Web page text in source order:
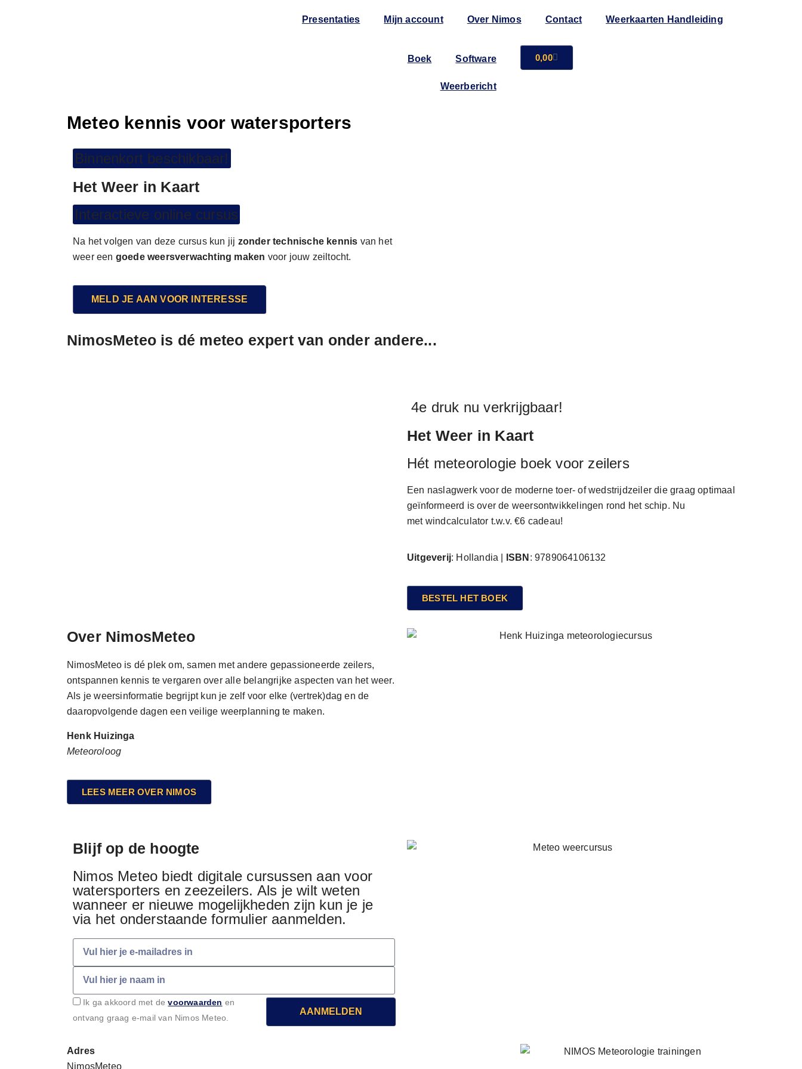
Presentaties Mijn account Over Nimos Contact Weerkaarten Handleiding
Boek Software
Weerbericht
0,00
Meteo kennis voor watersporters
Binnenkort beschikbaar!
Het Weer in Kaart
Interactieve online cursus
Na het volgen van deze cursus kun jij zonder technische kennis van het
weer een goede weersverwachting maken voor jouw zeiltocht.
MELD JE AAN VOOR INTERESSE
NimosMeteo is dé meteo expert van onder andere...
4e druk nu verkrijgbaar!
Het Weer in Kaart
Hét meteorologie boek voor zeilers
Een naslagwerk voor de moderne toer- of wedstrijdzeiler die graag optimaal
geïnformeerd is over de weersontwikkelingen rond het schip. Nu
met windcalculator t.w.v. €6 cadeau!
Uitgeverij: Hollandia | ISBN : 9789064106132
BESTEL HET BOEK
Over NimosMeteo
NimosMeteo is dé plek om, samen met andere gepassioneerde zeilers,
ontspannen kennis te vergaren over alle belangrijke aspecten van het weer.
Als je weersinformatie begrijpt kun je zelf voor elke (vertrek)dag en de
daaropvolgende dagen een veilige weerplanning te maken.
Henk Huizinga
Meteoroloog
LEES MEER OVER NIMOS
Blijf op de hoogte
Nimos Meteo biedt digitale cursussen aan voor
watersporters en zeezeilers. Als je wilt weten
wanneer er nieuwe mogelijkheden zijn kun je je
via het onderstaande formulier aanmelden.
Ik ga akkoord met devoorwaarden en
ontvang graag e-mail van Nimos Meteo.
AANMELDEN
Adres
NimosMeteo